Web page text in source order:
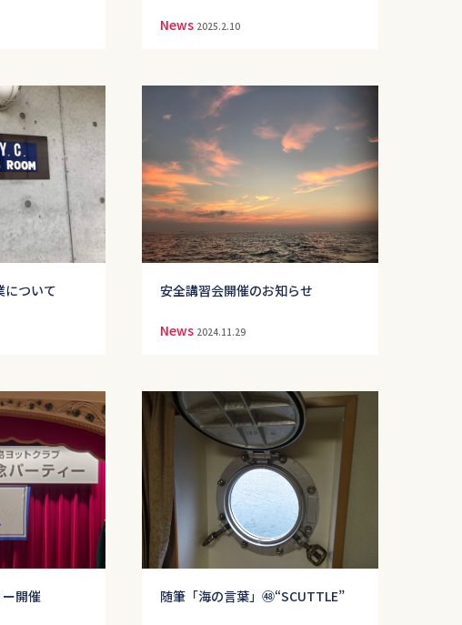
News 2025.2.10
について 安全講習会開催のお知らせ
News 2024.11.29
開催 随筆「海の言葉」㊽“SCUTTLE”